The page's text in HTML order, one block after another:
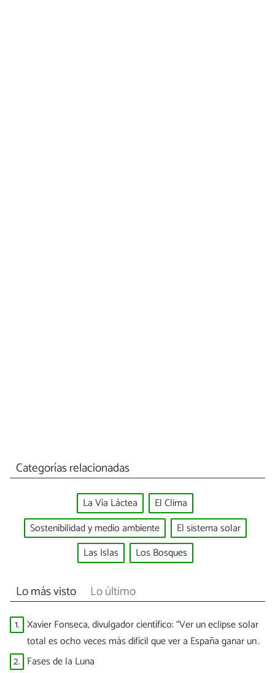
Categorías relacionadas
La Vía Láctea
El Clima
Sostenibilidad y medio ambiente
El sistema solar
Las Islas
Los Bosques
Lo más visto Lo último
1. Xavier Fonseca, divulgador científico: “Ver un eclipse solar
total es ocho veces más difícil que ver a España ganar un
Mundial”
2. Fases de la Luna